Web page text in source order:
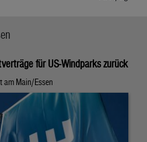
für US-Windparks zurück
am Main/Essen